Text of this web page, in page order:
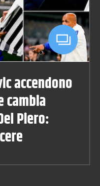
accendono
cambia
Piero: